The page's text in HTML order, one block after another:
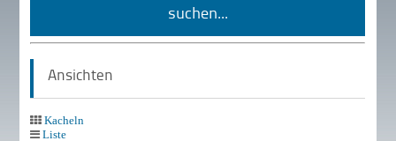
suchen...
Ansichten
Kacheln
Liste